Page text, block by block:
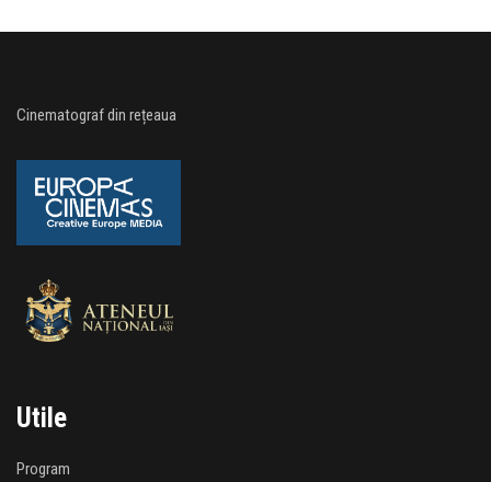
Cinematograf din rețeaua
Utile
Program